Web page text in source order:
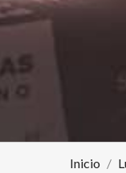
Inicio